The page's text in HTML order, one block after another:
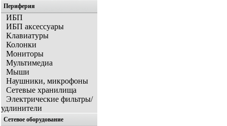
Периферия
ИБП
ИБП аксессуары
Клавиатуры
Колонки
Мониторы
Мультимедиа
Мыши
Наушники, микрофоны
Сетевые хранилища
Электрические фильтры/
удлинители
Сетевое оборудование